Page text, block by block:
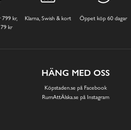
kr,
kr
Klarna, Swish & kort Öppet köp 60 dagar
HÄNG MED OSS
Köpstaden.se på Facebook
RumAttÄlska.se på Instagram